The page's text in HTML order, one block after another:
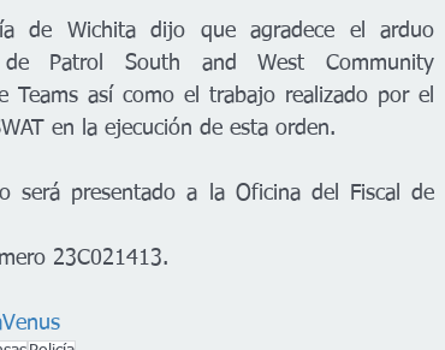
de Wichita dijo que agradece el arduo
Patrol South and West Community
Teams así como el trabajo realizado por el
en la ejecución de esta orden.
será presentado a la Oficina del Fiscal de
23C021413.